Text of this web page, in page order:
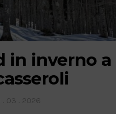
in inverno a